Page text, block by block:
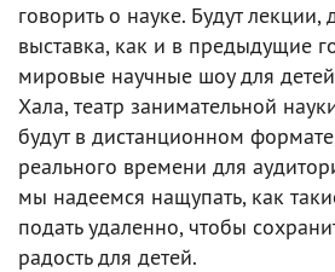
говорить о науке. Будут лекции,
выставка, как и в предыдущие
мировые научные шоу для
Хала, театр занимательной
будут в дистанционном
реального времени для
мы надеемся нащупать, как
подать удаленно, чтобы
радость для детей.